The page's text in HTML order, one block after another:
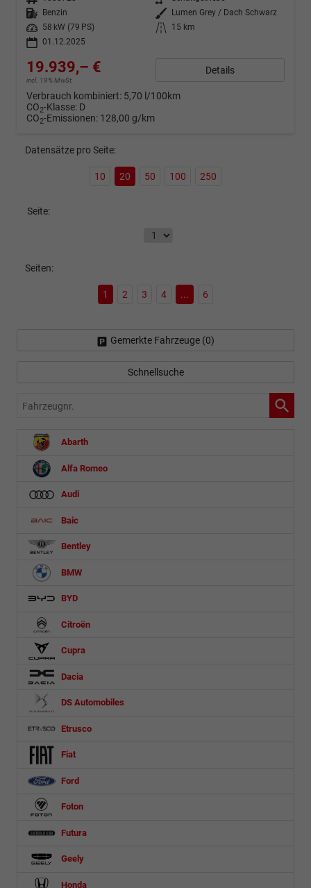
Kraftstoff
Benzin Außenfarbe
Lumen Grey / Dach Schwarz
Leistung
58 kW (79 PS) Kilometerstand
15 km
01.12.2025
19.939,– €
incl. 19% MwSt.
Details
Verbrauch kombiniert: 5,70 l/100km
CO2-Klasse: D
CO2-Emissionen: 128,00 g/km
Datensätze pro Seite:
10 20 50 100 250
Seite:
Seiten:
1 2 3 4 ... 6
Gemerkte Fahrzeuge (0)
Schnellsuche
Fahrzeugnr.
Abarth
Alfa Romeo
Audi
Baic
Bentley
BMW
BYD
Citroën
Cupra
Dacia
DS Automobiles
Etrusco
Fiat
Ford
Foton
Futura
Geely
Honda